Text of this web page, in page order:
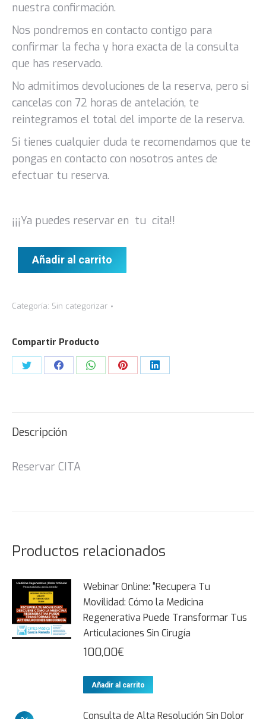
nuestra confirmación.
Nos pondremos en contacto contigo para
confirmar la fecha y hora exacta de la consulta
que has reservado.
No admitimos devoluciones de la reserva, pero si
cancelas con 72 horas de antelación, te
reintegramos el total del importe de la reserva.
Si tienes cualquier duda te recomendamos que te
pongas en contacto con nosotros antes de
efectuar tu reserva.
¡¡¡Ya puedes reservar en tu cita!!
Añadir al carrito
Categoría: Sin categorizar
Compartir Producto
Descripción
Reservar CITA
Productos relacionados
Webinar Online: "Recupera Tu
Movilidad: Cómo la Medicina
Regenerativa Puede Transformar Tus
Articulaciones Sin Cirugía
100,00€
Añadir al carrito
Consulta de Alta Resolución Sin Dolor